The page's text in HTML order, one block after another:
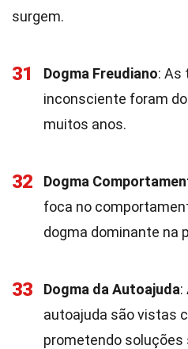
surgem.
31 Dogma Freudiano: As
inconsciente foram
muitos anos.
32 Dogma
foca no
dogma dominante na
33 Dogma da Autoajuda:
autoajuda são vistas
prometendo soluções